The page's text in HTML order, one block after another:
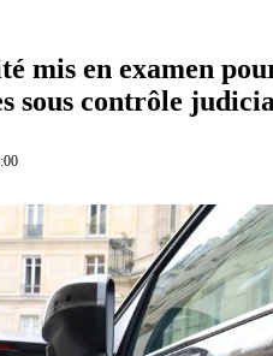
mis en examen
sous contrôle